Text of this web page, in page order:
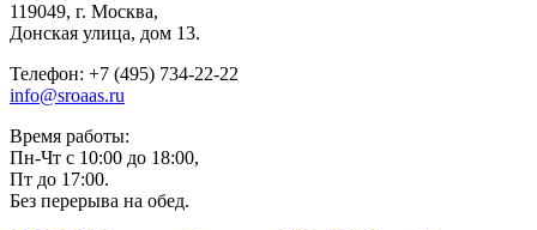
119049, г. Москва,
Донская улица, дом 13.
Телефон: +7 (495) 734-22-22
info@sroaas.ru
Время работы:
Пн-Чт с 10:00 до 18:00,
Пт до 17:00.
Без перерыва на обед.